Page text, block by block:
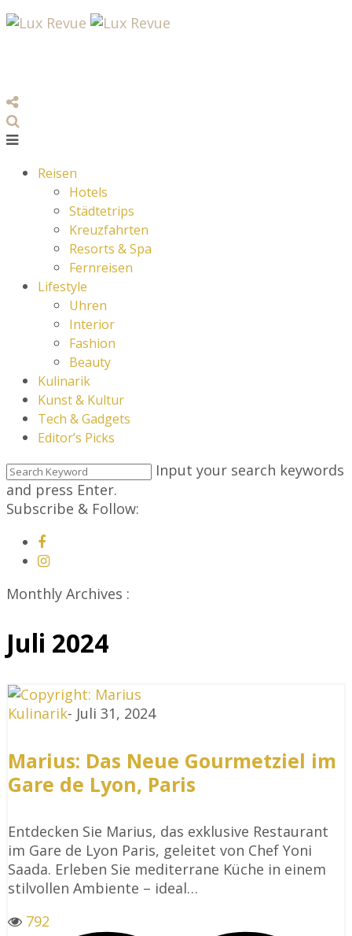
Reisen
Hotels
Städtetrips
Kreuzfahrten
Resorts & Spa
Fernreisen
Lifestyle
Uhren
Interior
Fashion
Beauty
Kulinarik
Kunst & Kultur
Tech & Gadgets
Editor’s Picks
Input your search keywords
and press Enter.
Subscribe & Follow:
Monthly Archives :
Juli 2024
Kulinarik- Juli 31, 2024
Marius: Das Neue Gourmetziel im
Gare de Lyon, Paris
Entdecken Sie Marius, das exklusive Restaurant
im Gare de Lyon Paris, geleitet von Chef Yoni
Saada. Erleben Sie mediterrane Küche in einem
stilvollen Ambiente – ideal…
792